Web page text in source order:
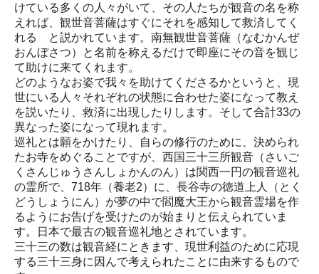
けている多くの人々がいて、その人たちが観音の名を称
えれば、観世音菩薩はすぐにそれを感知して救済してく
れる と説かれています。南無観世音菩薩（なむかんぜ
おんぼさつ）と名前を称えるだけで即座にその音を観じ
て助けに来てくれます。
どのようなお姿で我々を助けてくださるかというと、現
世にいる人々それぞれの状態に合わせた姿になって教え
を説いたり、救済に出現したりします。そして合計33の
異なった姿になって現れます。
巡礼とは願をかけたり、自らの修行のために、決められ
たお寺をめぐることですが、西国三十三所観音（さいご
くさんじゅうさんしょかんのん）は関西一円の観音巡礼
の霊所で、718年（養老2）に、長谷寺の徳道上人（とく
どうしょうにん）が夢の中で閻魔大王から観音霊場を作
るようにお告げを受けたのが始まりと伝えられていま
す。日本で最古の観音巡礼地とされています。
三十三の数は観音経にときます、現世利益のために応現
する三十三身に因んで考えられたことに由来するもので